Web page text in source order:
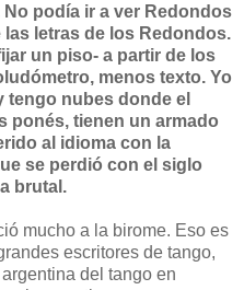
No podía ir a ver Redondos
letras de los Redondos.
un piso- a partir de los
menos texto. Yo
nubes donde el
ponés, tienen un armado
al idioma con la
se perdió con el siglo
brutal.
mucho a la birome. Eso es
escritores de tango,
del tango en